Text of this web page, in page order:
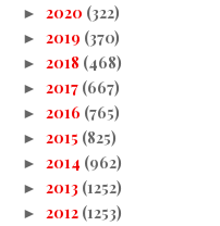
► 2020 (322)
► 2019 (370)
► 2018 (468)
► 2017 (667)
► 2016 (765)
► 2015 (825)
► 2014 (962)
► 2013 (1252)
► 2012 (1253)